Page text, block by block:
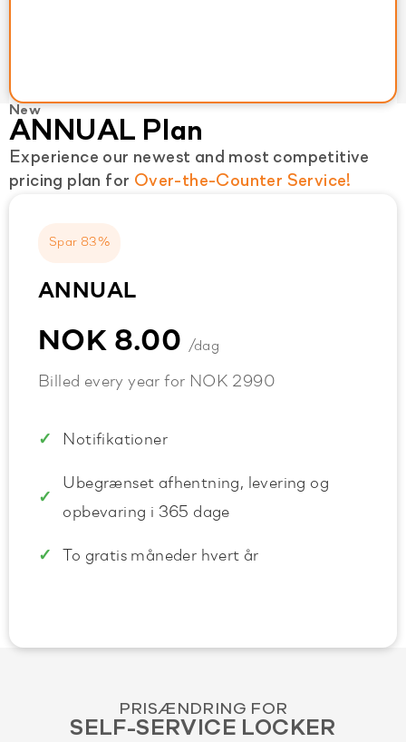
New
ANNUAL Plan
Experience our newest and most competitive
pricing plan for Over-the-Counter Service!
Spar 83%
ANNUAL
NOK 8.00 /dag
Billed every year for NOK 2990
Notifikationer
Ubegrænset afhentning, levering og
opbevaring i 365 dage
To gratis måneder hvert år
PRISÆNDRING FOR
SELF-SERVICE LOCKER